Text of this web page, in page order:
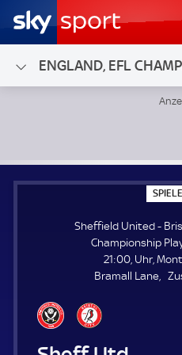
ENGLAND, EFL
Sheffield United -
Championship
21:00, Uhr,
Bramall Lane